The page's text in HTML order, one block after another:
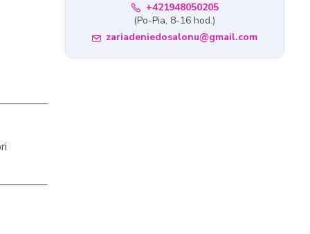
+421948050205
(Po-Pia, 8-16 hod.)
zariadeniedosalonu@gmail.com